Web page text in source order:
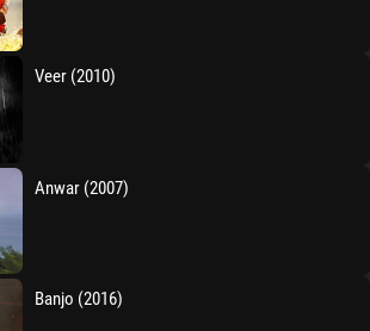
Veer (2010)
Anwar (2007)
Banjo (2016)